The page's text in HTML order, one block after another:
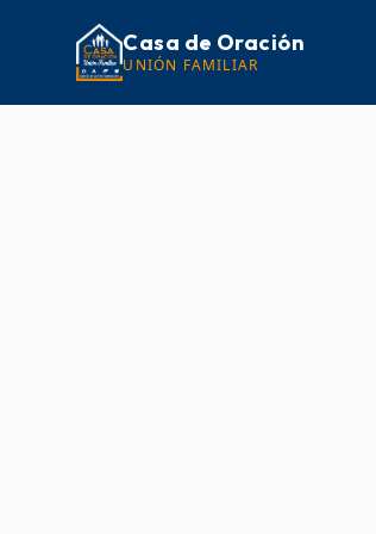
Casa de Oración
UNIÓN FAMILIAR